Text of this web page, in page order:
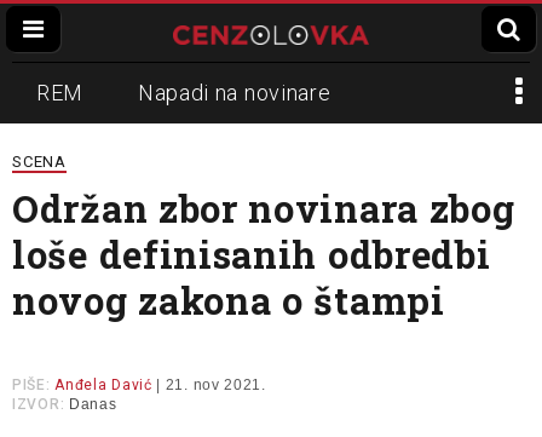
REM Napadi na novinare
Zvučni top
Propaganda Lokalni mediji
Informer Slavko Ćuruvija
SCENA
Održan zbor novinara zbog
loše definisanih odbredbi
novog zakona o štampi
PIŠE: Anđela Davić | 21. nov 2021.
IZVOR: Danas